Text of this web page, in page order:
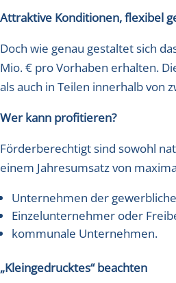
Attraktive Konditionen, flexibel
Doch wie genau gestaltet sich
Mio. € pro Vorhaben erhalten.
als auch in Teilen innerhalb von
Wer kann profitieren?
Förderberechtigt sind sowohl
einem Jahresumsatz von
Unternehmen der
Einzelunternehmer oder
kommunale Unternehmen.
„Kleingedrucktes“ beachten